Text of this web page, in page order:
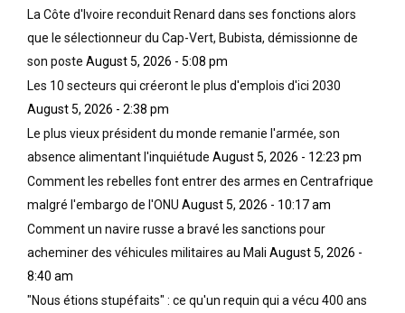
La Côte d'Ivoire reconduit Renard dans ses fonctions alors
que le sélectionneur du Cap-Vert, Bubista, démissionne de
son poste August 5, 2026 - 5:08 pm
Les 10 secteurs qui créeront le plus d'emplois d'ici 2030
August 5, 2026 - 2:38 pm
Le plus vieux président du monde remanie l'armée, son
absence alimentant l'inquiétude August 5, 2026 - 12:23 pm
Comment les rebelles font entrer des armes en Centrafrique
malgré l'embargo de l'ONU August 5, 2026 - 10:17 am
Comment un navire russe a bravé les sanctions pour
acheminer des véhicules militaires au Mali August 5, 2026 -
8:40 am
"Nous étions stupéfaits" : ce qu'un requin qui a vécu 400 ans